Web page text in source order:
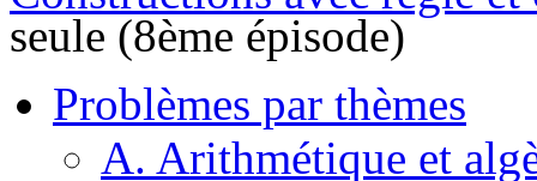
seule (8ème épisode)
Problèmes par thèmes
A. Arithmétique et